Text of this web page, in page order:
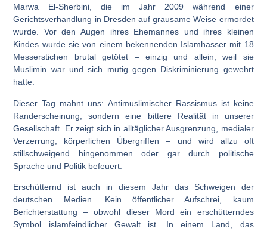
Marwa El-Sherbini, die im Jahr 2009 während einer
Gerichtsverhandlung in Dresden auf grausame Weise ermordet
wurde. Vor den Augen ihres Ehemannes und ihres kleinen
Kindes wurde sie von einem bekennenden Islamhasser mit 18
Messerstichen brutal getötet – einzig und allein, weil sie
Muslimin war und sich mutig gegen Diskriminierung gewehrt
hatte.
Dieser Tag mahnt uns: Antimuslimischer Rassismus ist keine
Randerscheinung, sondern eine bittere Realität in unserer
Gesellschaft. Er zeigt sich in alltäglicher Ausgrenzung, medialer
Verzerrung, körperlichen Übergriffen – und wird allzu oft
stillschweigend hingenommen oder gar durch politische
Sprache und Politik befeuert.
Erschütternd ist auch in diesem Jahr das Schweigen der
deutschen Medien. Kein öffentlicher Aufschrei, kaum
Berichterstattung – obwohl dieser Mord ein erschütterndes
Symbol islamfeindlicher Gewalt ist. In einem Land, das